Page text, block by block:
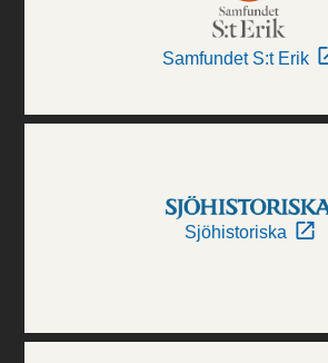
Samfundet S:t Erik
Sjöhistoriska